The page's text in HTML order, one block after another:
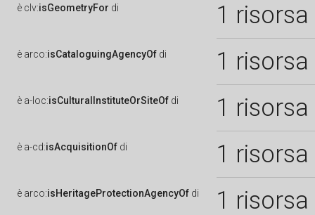
è clv:isGeometryFor di 1 risorsa
è arco:isCataloguingAgencyOf di 1 risorsa
è a-loc:isCulturalInstituteOrSiteOf di 1 risorsa
è a-cd:isAcquisitionOf di 1 risorsa
è arco:isHeritageProtectionAgencyOf di 1 risorsa